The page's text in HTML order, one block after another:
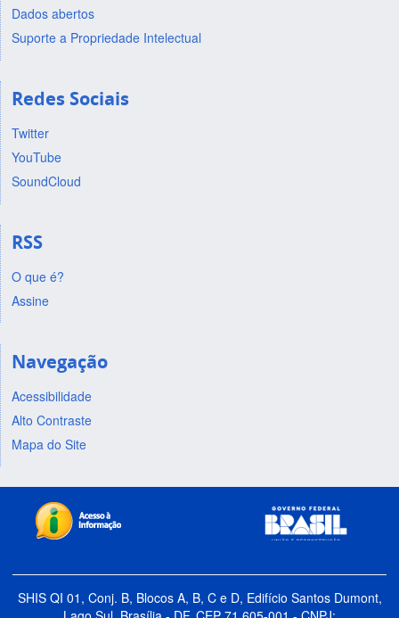
Dados abertos
Suporte a Propriedade Intelectual
Redes Sociais
Twitter
YouTube
SoundCloud
RSS
O que é?
Assine
Navegação
Acessibilidade
Alto Contraste
Mapa do Site
SHIS QI 01, Conj. B, Blocos A, B, C e D, Edifício Santos Dumont,